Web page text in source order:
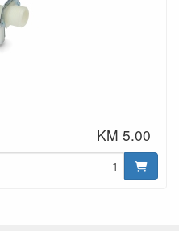
KM 5.00